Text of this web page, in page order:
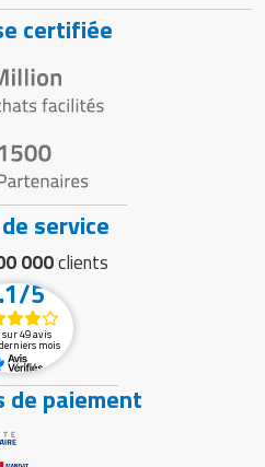
certifiée
service
000clients
5
sur 49 avis
mois
de paiement